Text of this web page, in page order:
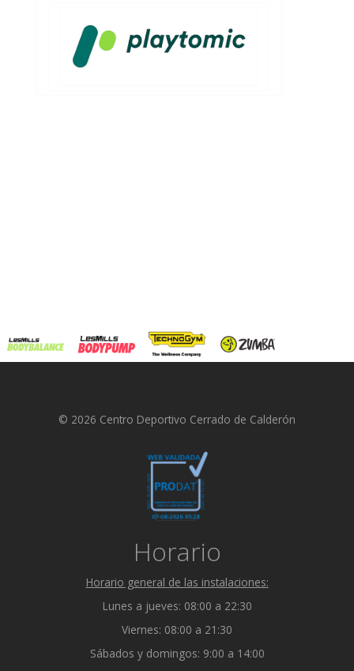
© 2026 Centro Deportivo Cerrado de Calderón
Horario
Horario general de las instalaciones:
Lunes a jueves: 08:00 a 22:30
Viernes: 08:00 a 21:30
Sábados y domingos: 9:00 a 14:00